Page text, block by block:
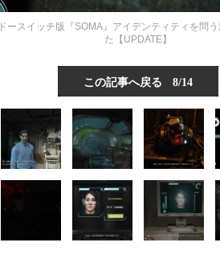
ースイッチ版『SOMA』アイデンティティを問
た【UPDATE】
この記事へ戻る 8/14